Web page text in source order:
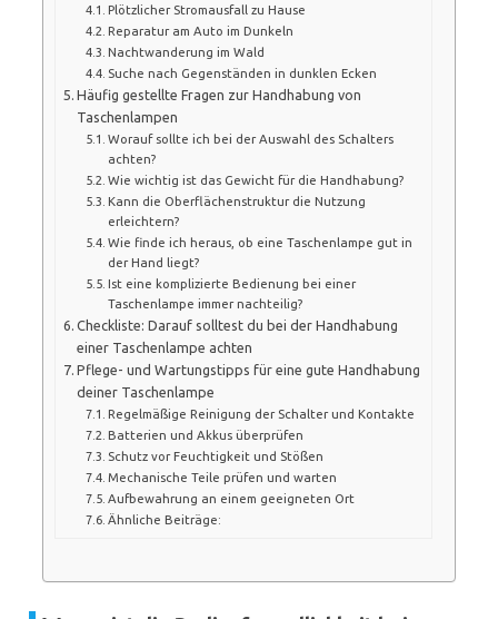
Plötzlicher Stromausfall zu Hause
Reparatur am Auto im Dunkeln
Nachtwanderung im Wald
Suche nach Gegenständen in dunklen Ecken
Häufig gestellte Fragen zur Handhabung von
Taschenlampen
Worauf sollte ich bei der Auswahl des Schalters
achten?
Wie wichtig ist das Gewicht für die Handhabung?
Kann die Oberflächenstruktur die Nutzung
erleichtern?
Wie finde ich heraus, ob eine Taschenlampe gut in
der Hand liegt?
Ist eine komplizierte Bedienung bei einer
Taschenlampe immer nachteilig?
Checkliste: Darauf solltest du bei der Handhabung
einer Taschenlampe achten
Pflege- und Wartungstipps für eine gute Handhabung
deiner Taschenlampe
Regelmäßige Reinigung der Schalter und Kontakte
Batterien und Akkus überprüfen
Schutz vor Feuchtigkeit und Stößen
Mechanische Teile prüfen und warten
Aufbewahrung an einem geeigneten Ort
Ähnliche Beiträge: